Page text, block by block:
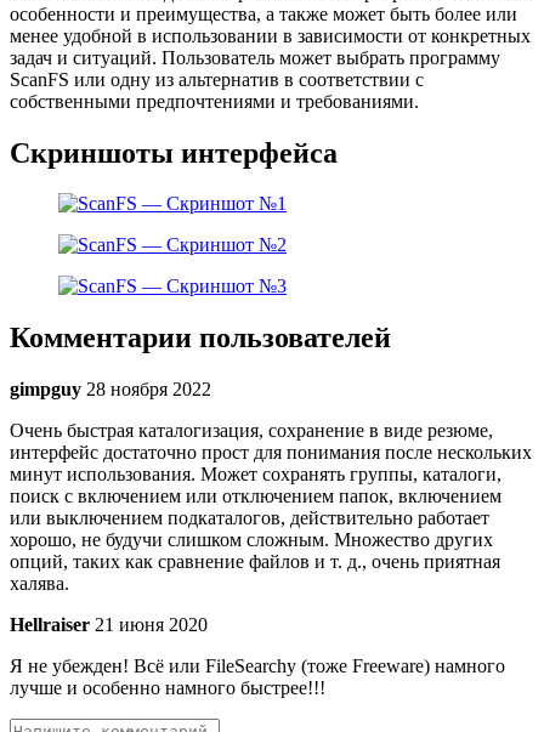
особенности и преимущества, а также может быть более или
менее удобной в использовании в зависимости от конкретных
задач и ситуаций. Пользователь может выбрать программу
ScanFS или одну из альтернатив в соответствии с
собственными предпочтениями и требованиями.
Скриншоты интерфейса
Комментарии пользователей
gimpguy 28 ноября 2022
Очень быстрая каталогизация, сохранение в виде резюме,
интерфейс достаточно прост для понимания после нескольких
минут использования. Может сохранять группы, каталоги,
поиск с включением или отключением папок, включением
или выключением подкаталогов, действительно работает
хорошо, не будучи слишком сложным. Множество других
опций, таких как сравнение файлов и т. д., очень приятная
халява.
Hellraiser 21 июня 2020
Я не убежден! Всё или FileSearchy (тоже Freeware) намного
лучше и особенно намного быстрее!!!